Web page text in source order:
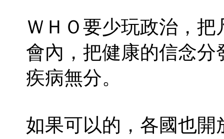
ＷＨＯ要少玩政治，
會內，把健康的信念
疾病無分。
如果可以的，各國也